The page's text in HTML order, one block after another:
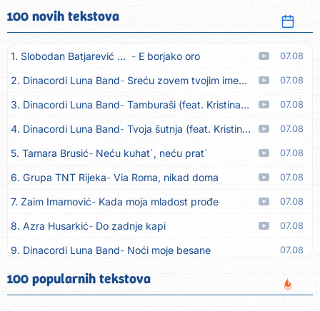
100 novih tekstova
1. Slobodan Batjarević Čobe E borjako oro 07.08
2. Dinacordi Luna Band Sreću zovem tvojim imenom (feat. Kristina Smetko) 07.08
3. Dinacordi Luna Band Tamburaši (feat. Kristina Smetko) 07.08
4. Dinacordi Luna Band Tvoja šutnja (feat. Kristina Smetko) 07.08
5. Tamara Brusić Neću kuhat´, neću prat´ 07.08
6. Grupa TNT Rijeka Via Roma, nikad doma 07.08
7. Zaim Imamović Kada moja mladost prođe 07.08
8. Azra Husarkić Do zadnje kapi 07.08
9. Dinacordi Luna Band Noći moje besane 07.08
10. Pet za 5 Pozdravi mi Stubicu
11. Dinacordi Luna Band Anđeo moj 07.08
100 popularnih tekstova